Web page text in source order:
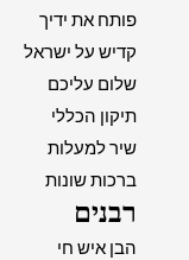
פותח את ידיך
קדיש על ישראל
שלום עליכם
תיקון הכללי
שיר למעלות
ברכות שונות
רבנים
הבן איש חי